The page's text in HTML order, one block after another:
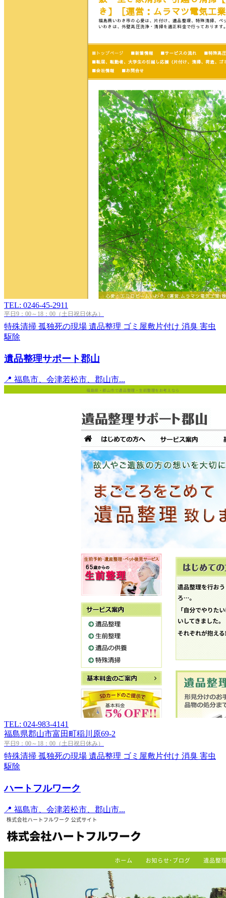
TEL: 0246-45-2911
平日9：00～18：00（土日祝日休み）
特殊清掃 孤独死の現場 遺品整理 ゴミ屋敷片付け 消臭 害虫
駆除
遺品整理サポート郡山
📍 福島市、会津若松市、郡山市...
TEL: 024-983-4141
福島県郡山市富田町稲川原69-2
平日9：00～18：00（土日祝日休み）
特殊清掃 孤独死の現場 遺品整理 ゴミ屋敷片付け 消臭 害虫
駆除
ハートフルワーク
📍 福島市、会津若松市、郡山市...